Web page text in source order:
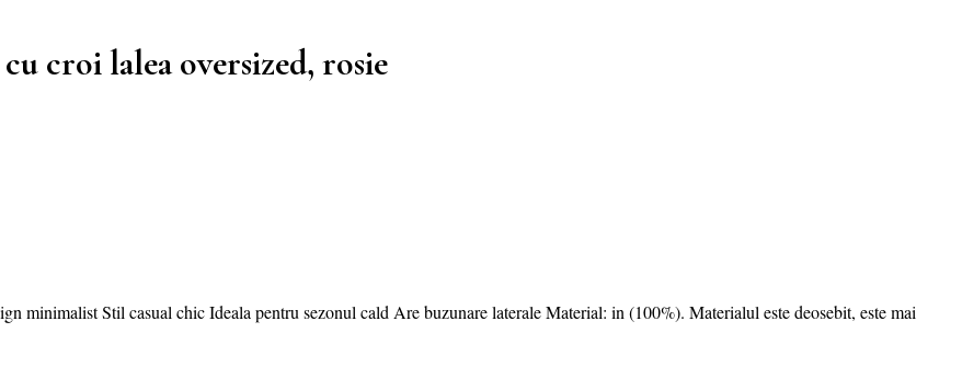
croi lalea oversized, rosie
minimalist Stil casual chic Ideala pentru sezonul cald Are buzunare laterale Material: in (100%). Materialul este deosebit, este mai